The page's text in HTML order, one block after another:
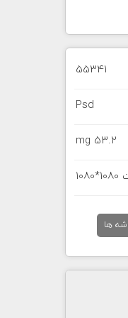
55341
Psd
53.2 mg
ها